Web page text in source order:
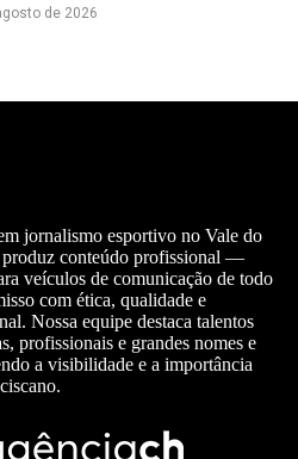
de 2026
jornalismo esportivo no Vale do
produz conteúdo profissional —
veículos de comunicação de todo
com ética, qualidade e
Nossa equipe destaca talentos
profissionais e grandes nomes e
a visibilidade e a importância